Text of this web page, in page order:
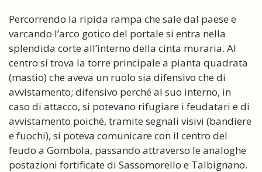
Percorrendo la ripida rampa che sale dal paese e
varcando l’arco gotico del portale si entra nella
splendida corte all’interno della cinta muraria. Al
centro si trova la torre principale a pianta quadrata
(mastio) che aveva un ruolo sia difensivo che di
avvistamento; difensivo perché al suo interno, in
caso di attacco, si potevano rifugiare i feudatari e di
avvistamento poiché, tramite segnali visivi (bandiere
e fuochi), si poteva comunicare con il centro del
feudo a Gombola, passando attraverso le analoghe
postazioni fortificate di Sassomorello e Talbignano.